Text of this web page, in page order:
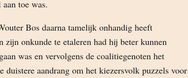
toe was.
Bos daarna tamelijk onhandig heeft
zijn onkunde te etaleren had hij beter kunnen
was en vervolgens de coalitiegenoten het
duistere aandrang om het kiezersvolk puzzels voor